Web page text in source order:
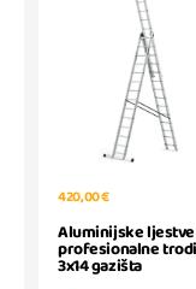
420,00 €
Aluminijske ljestve
profesionalne
3x14 gazišta